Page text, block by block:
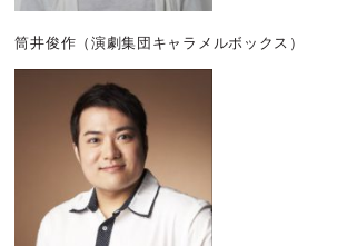
筒井俊作 （演劇集団キャラメルボックス）